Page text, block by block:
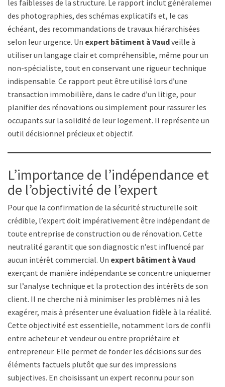
les faiblesses de la structure. Le rapport inclut généralement
des photographies, des schémas explicatifs et, le cas
échéant, des recommandations de travaux hiérarchisées
selon leur urgence. Un expert bâtiment à Vaudveille à
utiliser un langage clair et compréhensible, même pour un
non-spécialiste, tout en conservant une rigueur technique
indispensable. Ce rapport peut être utilisé lors d’une
transaction immobilière, dans le cadre d’un litige, pour
planifier des rénovations ou simplement pour rassurer les
occupants sur la solidité de leur logement. Il représente un
outil décisionnel précieux et objectif.
L’importance de l’indépendance et
de l’objectivité de l’expert
Pour que la confirmation de la sécurité structurelle soit
crédible, l’expert doit impérativement être indépendant de
toute entreprise de construction ou de rénovation. Cette
neutralité garantit que son diagnostic n’est influencé par
aucun intérêt commercial. Un expert bâtiment à Vaud
exerçant de manière indépendante se concentre uniquement
sur l’analyse technique et la protection des intérêts de son
client. Il ne cherche ni à minimiser les problèmes ni à les
exagérer, mais à présenter une évaluation fidèle à la réalité.
Cette objectivité est essentielle, notamment lors de conflits
entre acheteur et vendeur ou entre propriétaire et
entrepreneur. Elle permet de fonder les décisions sur des
éléments factuels plutôt que sur des impressions
subjectives. En choisissant un expert reconnu pour son